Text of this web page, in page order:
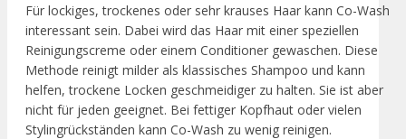
Für lockiges, trockenes oder sehr krauses Haar kann Co-Wash
interessant sein. Dabei wird das Haar mit einer speziellen
Reinigungscreme oder einem Conditioner gewaschen. Diese
Methode reinigt milder als klassisches Shampoo und kann
helfen, trockene Locken geschmeidiger zu halten. Sie ist aber
nicht für jeden geeignet. Bei fettiger Kopfhaut oder vielen
Stylingrückständen kann Co-Wash zu wenig reinigen.